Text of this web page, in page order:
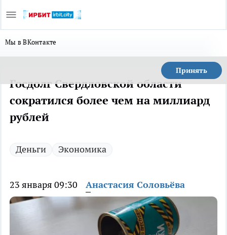
Мы в ВКонтакте
Принять
Госдолг Свердловской области
сократился более чем на миллиард
рублей
Деньги Экономика
23 января 09:30 Анастасия Соловьёва